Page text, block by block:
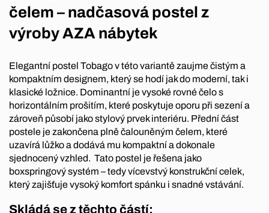
čelem – nadčasová postel z
výroby AZA nábytek
Elegantní postel Tobago v této variantě zaujme čistým a
kompaktním designem, který se hodí jak do moderní, tak i
klasické ložnice. Dominantní je vysoké rovné čelo s
horizontálním prošitím, které poskytuje oporu při sezení a
zároveň působí jako stylový prvek interiéru. Přední část
postele je zakončena plně čalouněným čelem, které
uzavírá lůžko a dodává mu kompaktní a dokonale
sjednocený vzhled. Tato postel je řešena jako
boxspringový systém – tedy vícevstvý konstrukční celek,
který zajišťuje vysoký komfort spánku i snadné vstávání.
Skládá se z těchto částí: